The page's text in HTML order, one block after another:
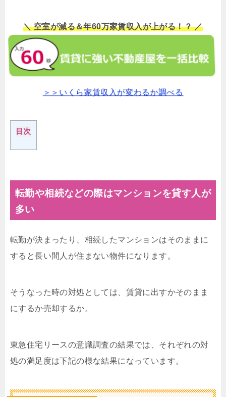
＼ 空室が減る＆年60万家賃収入が上がる！？ ／
＞＞いくら家賃収入が変わるか調べる
目次
転勤や相続などの際はマンションを貸す人が
多い
転勤が決まったり、相続したマンションはそのままに
すると長い間人が住まない物件になります。
そうなった時の対処としては、賃貸に出すかそのまま
にするか売却するか。
東急住宅リースの意識調査の結果では、それぞれの対
処の満足度は下記の様な結果になっています。